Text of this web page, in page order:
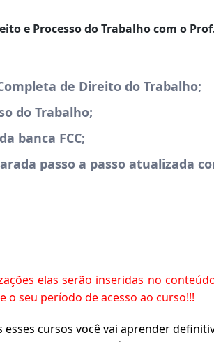
e Processo do Trabalho com o
de Direito do Trabalho;
do Trabalho;
banca FCC;
passo a passo atualizada
elas serão inseridas no
o seu período de acesso ao curso!!!
esses cursos você vai aprender